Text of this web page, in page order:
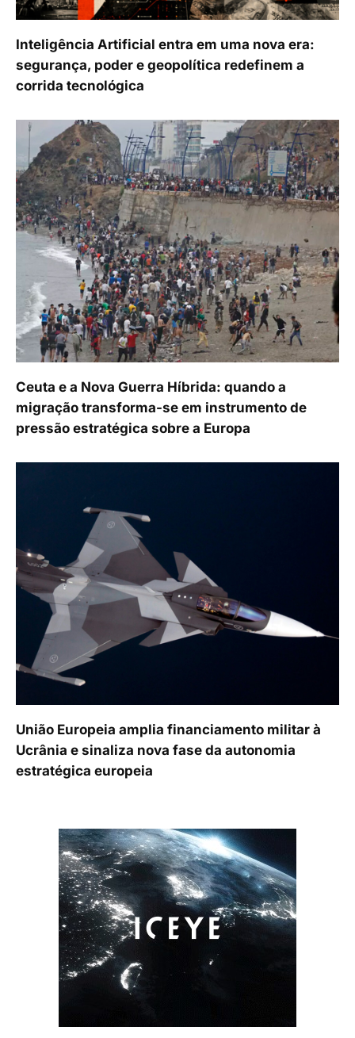
Inteligência Artificial entra em uma nova era:
segurança, poder e geopolítica redefinem a
corrida tecnológica
Ceuta e a Nova Guerra Híbrida: quando a
migração transforma-se em instrumento de
pressão estratégica sobre a Europa
União Europeia amplia financiamento militar à
Ucrânia e sinaliza nova fase da autonomia
estratégica europeia